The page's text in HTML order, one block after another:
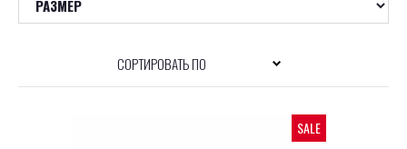
СОРТИРОВАТЬ ПО
SALE